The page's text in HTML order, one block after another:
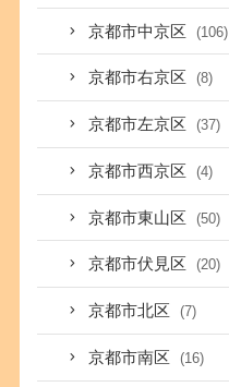
京都市中京区 (106)
京都市右京区 (8)
京都市左京区 (37)
京都市西京区 (4)
京都市東山区 (50)
京都市伏見区 (20)
京都市北区 (7)
京都市南区 (16)